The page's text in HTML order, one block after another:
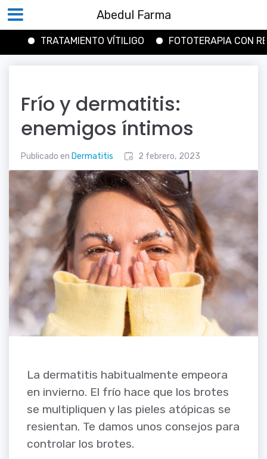
TRATAMIENTO VÍTILIGO
FOTOTERAPIA CON
Frío y dermatitis:
enemigos íntimos
2 febrero, 2023
Publicado en Dermatitis
La dermatitis habitualmente empeora
en invierno. El frío hace que los brotes
se multipliquen y las pieles atópicas se
resientan. Te damos unos consejos para
controlar los brotes.
Abedul Farma